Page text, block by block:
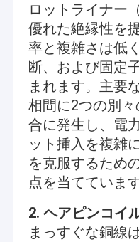
ロットライナー
優れた絶縁性を
率と複雑さは低
断、および固定
まれます。主要
相間に2つの別
合に発生し、電
ット挿入を複雑
を克服するため
点を当てています
2. ヘアピンコイ
まっすぐな銅線